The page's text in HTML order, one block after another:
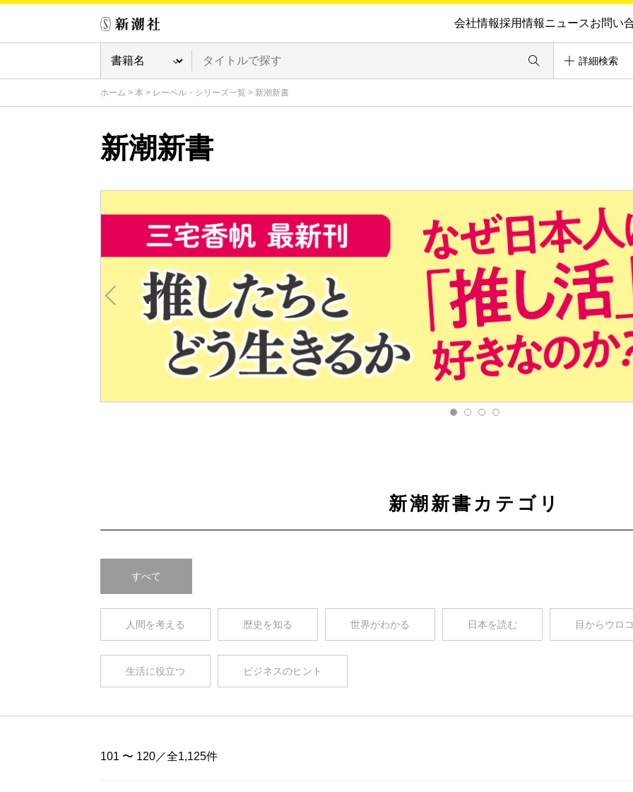
会社情報採用情報ニュースお問い
詳細検索
ホーム > 本 > レーベル・シリーズ一覧 > 新潮新書
新潮新書
新潮新書カテゴリ
すべて
人間を考える 歴史を知る 世界がわかる 日本を読む 目からウロコ
生活に役立つ ビジネスのヒント
101 〜 120／全1,125件